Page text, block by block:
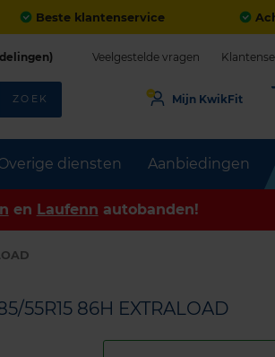
Beste klantenservice
diensten Aanbiedingen
Veelgestelde vragen
ZOEK Mijn KwikFit
en Laufenn autobanden!
55R15 86H EXTRALOAD